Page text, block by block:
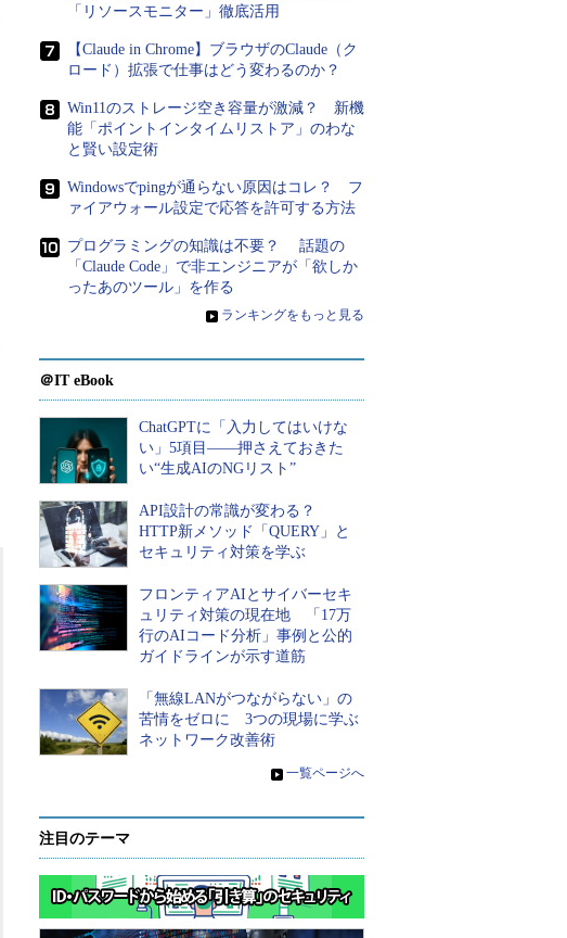
「リソースモニター」徹底活用
【Claude in Chrome】ブラウザのClaude（ク
ロード）拡張で仕事はどう変わるのか？
Win11のストレージ空き容量が激減？ 新機
能「ポイントインタイムリストア」のわな
と賢い設定術
Windowsでpingが通らない原因はコレ？ フ
ァイアウォール設定で応答を許可する方法
プログラミングの知識は不要？ 話題の
「Claude Code」で非エンジニアが「欲しか
ったあのツール」を作る
» ランキングをもっと見る
＠IT eBook
ChatGPTに「入力してはいけな
い」5項目――押さえておきた
い“生成AIのNGリスト”
API設計の常識が変わる？
HTTP新メソッド「QUERY」と
セキュリティ対策を学ぶ
フロンティアAIとサイバーセキ
ュリティ対策の現在地 「17万
行のAIコード分析」事例と公的
ガイドラインが示す道筋
「無線LANがつながらない」の
苦情をゼロに 3つの現場に学ぶ
ネットワーク改善術
» 一覧ページへ
注目のテーマ